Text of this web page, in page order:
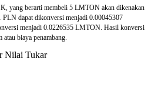
yang berarti membeli 5 LMTON akan dikenakan
PLN dapat dikonversi menjadi 0.00045307
menjadi 0.0226535 LMTON. Hasil konversi
biaya penambang.
Nilai Tukar